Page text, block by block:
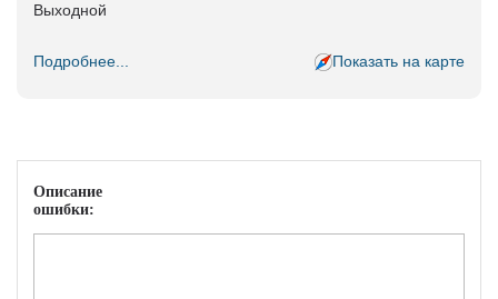
Выходной
Подробнее... Показать на карте
Описание
ошибки: